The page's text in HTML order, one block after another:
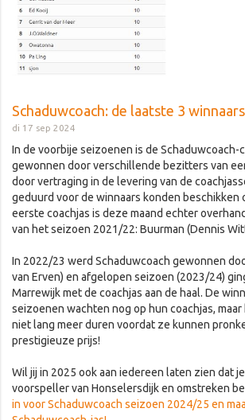
Schaduwcoach: de laatste 3
di 17 sep 2024
In de voorbije seizoenen is de Schaduwcoach-
gewonnen door verschillende bezitters van
door vertraging in de levering van de
geduurd voor de winnaars konden beschikken
eerste coachjas is deze maand echter
van het seizoen 2021/22: Buurman (Dennis
In 2022/23 werd Schaduwcoach gewonnen
van Erven) en afgelopen seizoen (2023/24)
Marrewijk met de coachjas aan de haal. De
seizoenen wachten nog op hun coachjas,
niet lang meer duren voordat ze kunnen
prestigieuze prijs!
Wil jij in 2025 ook aan iedereen laten zien dat
voorspeller van Honselersdijk en omstreken
in voor Schaduwcoach seizoen 2024/25 en